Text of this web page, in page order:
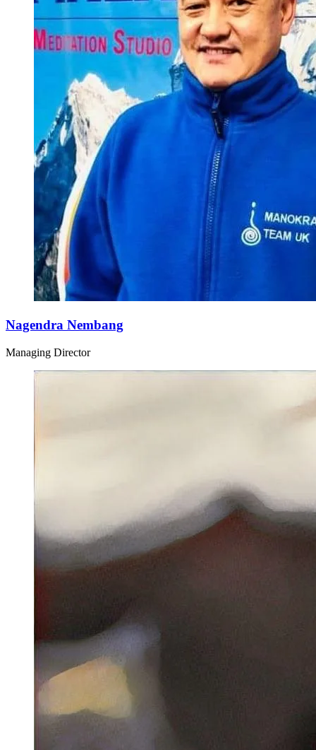
Nagendra Nembang
Managing Director